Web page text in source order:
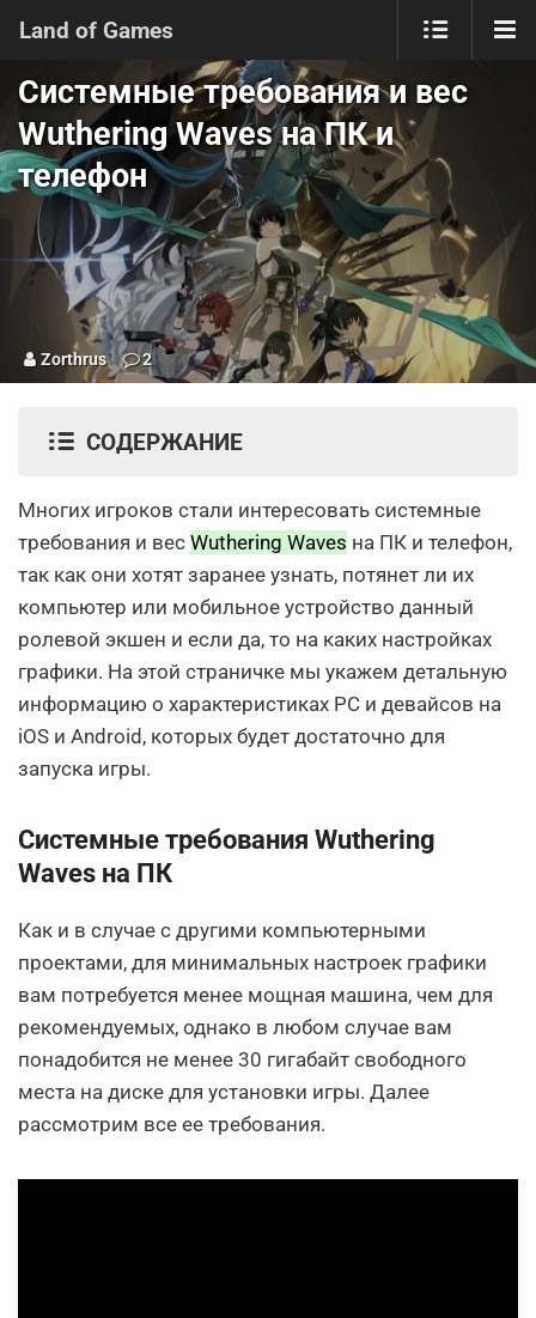
Land of Games
Системные требования и вес
Wuthering Waves на ПК и
телефон
Zorthrus 2
СОДЕРЖАНИЕ
Многих игроков стали интересовать системные
требования и вес Wuthering Waves на ПК и телефон,
так как они хотят заранее узнать, потянет ли их
компьютер или мобильное устройство данный
ролевой экшен и если да, то на каких настройках
графики. На этой страничке мы укажем детальную
информацию о характеристиках PC и девайсов на
iOS и Android, которых будет достаточно для
запуска игры.
Системные требования Wuthering
Waves на ПК
Как и в случае с другими компьютерными
проектами, для минимальных настроек графики
вам потребуется менее мощная машина, чем для
рекомендуемых, однако в любом случае вам
понадобится не менее 30 гигабайт свободного
места на диске для установки игры. Далее
рассмотрим все ее требования.